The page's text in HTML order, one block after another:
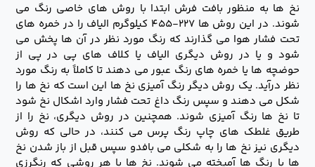
نخ ها به منظور بافت فرش ابتدا با روش های خاصی رنگ می
شوند. در این روش ها ۲۲۷-۴۵۵ کیلوگرم الیاف را در خمره های
تحت فشار هوا می گذارند که رنگ مورد نظر در آن ها پخش می
شود و یا در روش دیگری الیاف یا کلاف های پی در پی از
حوضچه ها یا خمره های رنگ عبور می دهند تا کاملاً به رنگ مورد
نظر درآید. یک روش دیگر رنگ آمیزی نخ ها این است که نخ ها را
شکل می دهند و سپس رنگ داغ تحت فشار وارد اشکال نخ شود
تا نخ ها رنگ آمیزی شوند. همچنین در روش دیگری، نخ را از
طریق غلطک های چاپ رنگ پرس می کنند، در حالی که روش
دیگری نیز نخ ها را به شکلی می بافدو سپس قبل از باز شدن نخ
ها با رنگ ها آمیخته می شوند. نخ ها با هر روشی که رنگرزی